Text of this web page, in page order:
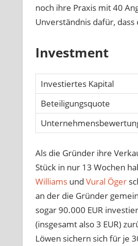
noch ihre Praxis mit 40
Unverständnis dafür,
Investment
Investiertes Kapital
Beteiligungsquote
Als die Gründer ihre
Stück in nur 13 Wochen
Williamsund Vural Öger
an der die Gründer
sogar 90.000 EUR
(insgesamt also 3 EUR)
Löwen sichern sich für je